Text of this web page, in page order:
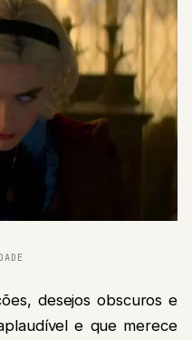
desejos obscuros e
e que merece